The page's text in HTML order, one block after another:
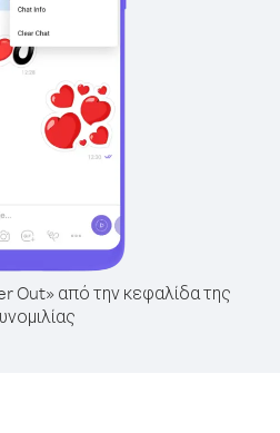
Out» από την κεφαλίδα της